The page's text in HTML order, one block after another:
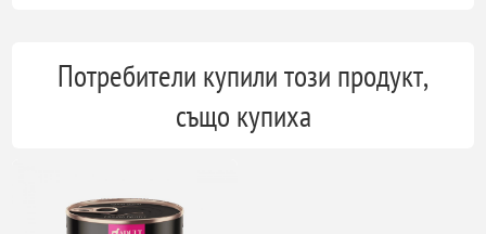
Потребители купили този продукт,
също купиха